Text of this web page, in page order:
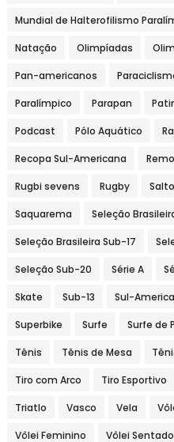
Mundial de Halterofilismo
Natação Olimpíadas
Pan-americanos
Paralímpico Parapan
Podcast Pólo Aquático
Recopa Sul-Americana Remo
Rugbi sevens Rugby
Saquarema Seleção
Seleção Brasileira Sub-17
Seleção Sub-20 Série A
Skate Sub-13 Sul-
Superbike Surfe Surfe de
Tênis Tênis de Mesa
Tiro com Arco Tiro Esportivo
Triatlo Vasco Vela
Vôlei Feminino Vôlei Sentado